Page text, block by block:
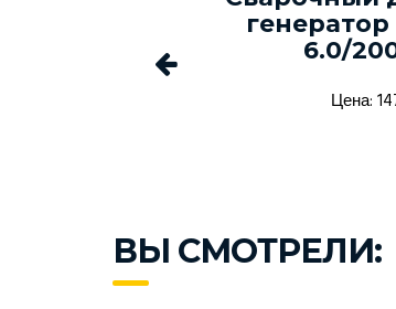
6.0/
Цена:
ВЫ СМОТРЕЛИ: